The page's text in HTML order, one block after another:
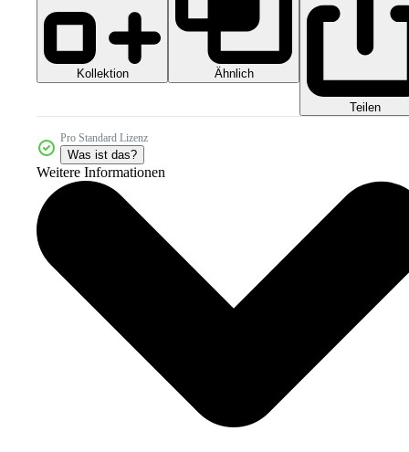
Kollektion Ähnlich
Teilen
Pro Standard Lizenz
Was ist das?
Weitere Informationen